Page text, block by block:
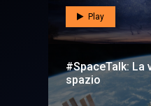
Play
#SpaceTalk: La
spazio